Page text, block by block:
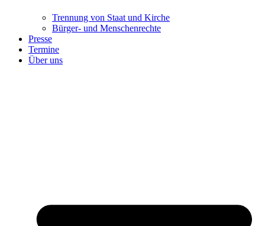
Trennung ​​​​​​​von Staat und Kirche
Bürger- und Menschenrechte
Presse
Termine
Über uns